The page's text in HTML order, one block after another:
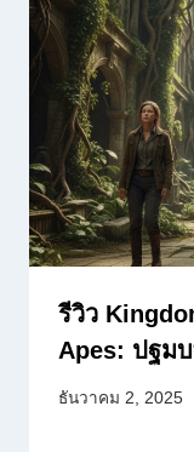
รีวิว
Apes: ปฐม
ธันวาคม 2, 2025